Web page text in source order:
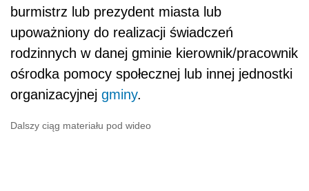
burmistrz lub prezydent miasta lub
upoważniony do realizacji świadczeń
rodzinnych w danej gminie kierownik/pracownik
ośrodka pomocy społecznej lub innej jednostki
organizacyjnej gminy.
Dalszy ciąg materiału pod wideo